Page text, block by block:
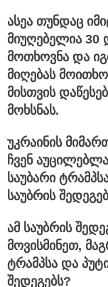
ასეა თუნდაც
მიუღებელია 30
მოთხოვნა და
მიღებას
მისთვის
მოხსნას.
უკრაინის
ჩვენ
საუბარი
საუბრის
ამ საუბრის
მოვისმინეთ,
ტრამპსა და
შედეგებს?